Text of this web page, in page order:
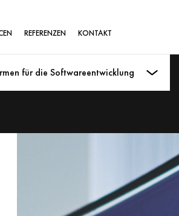
REFERENZEN KONTAKT
für die Softwareentwicklung